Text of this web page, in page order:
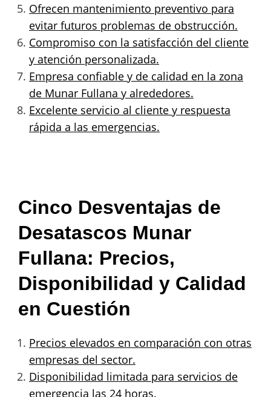
Ofrecen mantenimiento preventivo para
evitar futuros problemas de obstrucción.
Compromiso con la satisfacción del cliente
y atención personalizada.
Empresa confiable y de calidad en la zona
de Munar Fullana y alrededores.
Excelente servicio al cliente y respuesta
rápida a las emergencias.
Cinco Desventajas de
Desatascos Munar
Fullana: Precios,
Disponibilidad y Calidad
en Cuestión
Precios elevados en comparación con otras
empresas del sector.
Disponibilidad limitada para servicios de
emergencia las 24 horas.